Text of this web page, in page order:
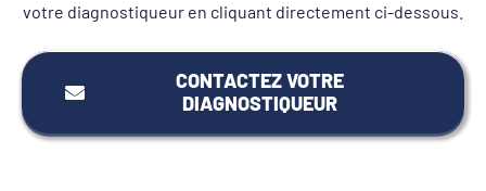
votre diagnostiqueur en cliquant directement ci-dessous.
CONTACTEZ VOTRE
DIAGNOSTIQUEUR